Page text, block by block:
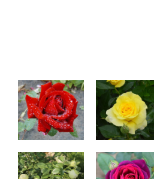
Ingrid Bergman Friesia
Lemon peony Astrid